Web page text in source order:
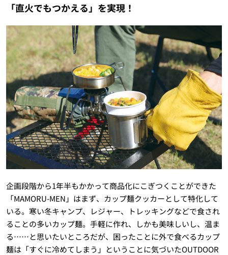
「直火でもつかえる」を実現！
企画段階から1年半もかかって商品化にこぎつくことができた
「MAMORU-MEN 」はまず、カップ麺クッカーとして特化して
いる。寒い冬キャンプ、レジャー、トレッキングなどで食され
ることの多いカップ麺。手軽に作れ、しかも美味しいし、温ま
る……と思いたいところだが、困ったことに外で食べるカップ
麺は「すぐに冷めてしまう」ということに気づいたOUTDOOR